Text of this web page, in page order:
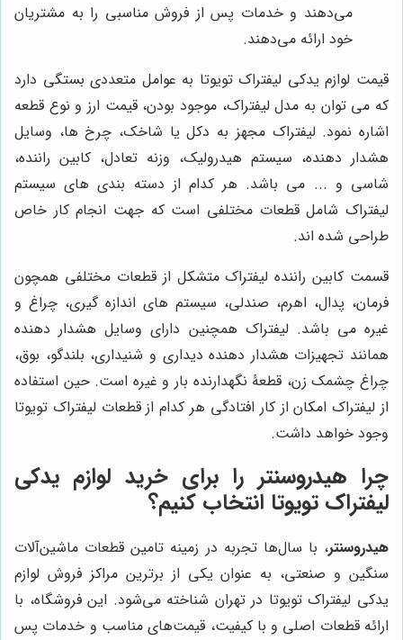
می‌دهند و خدمات پس از فروش مناسبی را به مشتریان
خود ارائه می‌دهند.
قیمت لوازم یدکی لیفتراک تویوتا به عوامل متعددی بستگی دارد
که می توان به مدل لیفتراک، موجود بودن، قیمت ارز و نوع قطعه
اشاره نمود. لیفتراک مجهز به دکل یا شاخک، چرخ ها، وسایل
هشدار دهنده، سیستم هیدرولیک، وزنه تعادل، کابین راننده،
شاسی و ... می باشد. هر کدام از دسته بندی های سیستم
لیفتراک شامل قطعات مختلفی است که جهت انجام کار خاص
طراحی شده اند.
قسمت کابین راننده لیفتراک متشکل از قطعات مختلفی همچون
فرمان، پدال، اهرم، صندلی، سیستم های اندازه گیری، چراغ و
غیره می باشد. لیفتراک همچنین دارای وسایل هشدار دهنده
همانند تجهیزات هشدار دهنده دیداری و شنیداری، بلندگو، بوق،
چراغ چشمک زن، قطعۀ نگهدارنده بار و غیره است. حین استفاده
از لیفتراک امکان از کار افتادگی هر کدام از قطعات لیفتراک تویوتا
وجود خواهد داشت.
چرا هیدروسنتر را برای خرید لوازم یدکی
لیفتراک تویوتا انتخاب کنیم؟
هیدروسنتر، با سال‌ها تجربه در زمینه تامین قطعات ماشین‌آلات
سنگین و صنعتی، به عنوان یکی از برترین مراکز فروش لوازم
یدکی لیفتراک تویوتا در تهران شناخته می‌شود. این فروشگاه، با
ارائه قطعات اصلی و با کیفیت، قیمت‌های مناسب و خدمات پس